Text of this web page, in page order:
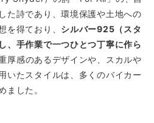
た詩であり、環境保護や土地への
を得ており、 シルバー925（スタ
、手作業で一つひとつ丁寧に作ら
厚感のあるデザインや、スカルや
いたスタイルは、多くのバイカー
ました。